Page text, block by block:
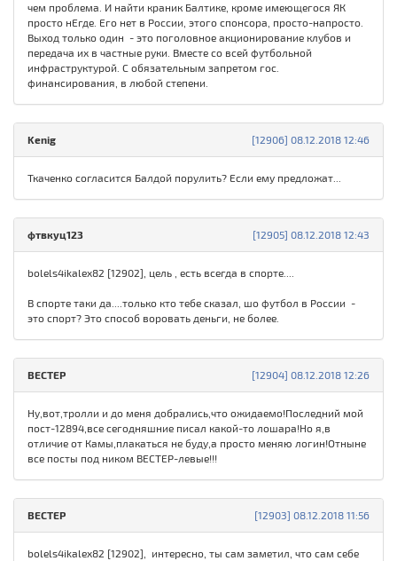
чем проблема. И найти краник Балтике, кроме имеющегося ЯК
просто нЕгде. Его нет в России, этого спонсора, просто-напросто.
Выход только один - это поголовное акционирование клубов и
передача их в частные руки. Вместе со всей футбольной
инфраструктурой. С обязательным запретом гос.
финансирования, в любой степени.
[12906] 08.12.2018 12:46
Kenig
Ткаченко согласится Балдой порулить? Если ему предложат...
[12905] 08.12.2018 12:43
фтвкуц123
bolels4ikalex82 [12902], цель , есть всегда в спорте....
В спорте таки да....только кто тебе сказал, шо футбол в России -
это спорт? Это способ воровать деньги, не более.
[12904] 08.12.2018 12:26
ВЕСТЕР
Ну,вот,тролли и до меня добрались,что ожидаемо!Последний мой
пост-12894,все сегодняшние писал какой-то лошара!Но я,в
отличие от Камы,плакаться не буду,а просто меняю логин!Отныне
все посты под ником ВЕСТЕР-левые!!!
[12903] 08.12.2018 11:56
ВEСТЕР
bolels4ikalex82 [12902], интересно, ты сам заметил, что сам себе